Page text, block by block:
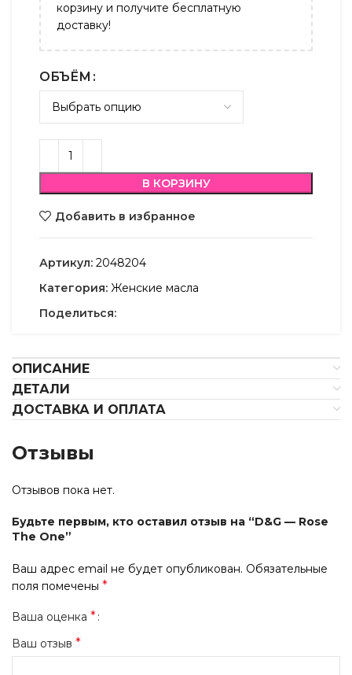
корзину и получите бесплатную
доставку!
ОБЪЁМ
В КОРЗИНУ
Добавить в избранное
Артикул: 2048204
Категория: Женские масла
Поделиться:
ОПИСАНИЕ
ДЕТАЛИ
ДОСТАВКА И ОПЛАТА
Отзывы
Отзывов пока нет.
Будьте первым, кто оставил отзыв на “D&G — Rose
The One”
Ваш адрес email не будет опубликован. Обязательные
поля помечены *
Ваша оценка *
Ваш отзыв *